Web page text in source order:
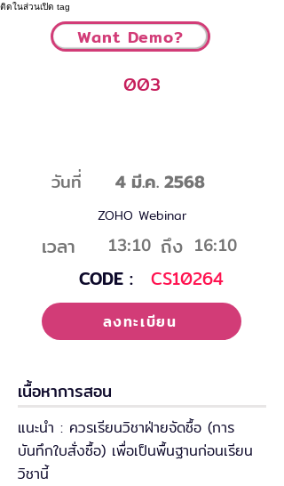
ติดในส่วนเปิด tag
Want Demo?
003
วันที่ 4 มี.ค. 2568
ZOHO Webinar
เวลา 13:10
CODE :
ถึง 16:10
CS10264
ลงทะเบียน
เนื้อหาการสอน
แนะนำ : ควรเรียนวิชาฝ่ายจัดซื้อ (การ
บันทึกใบสั่งซื้อ) เพื่อเป็นพื้นฐานก่อนเรียน
วิชานี้